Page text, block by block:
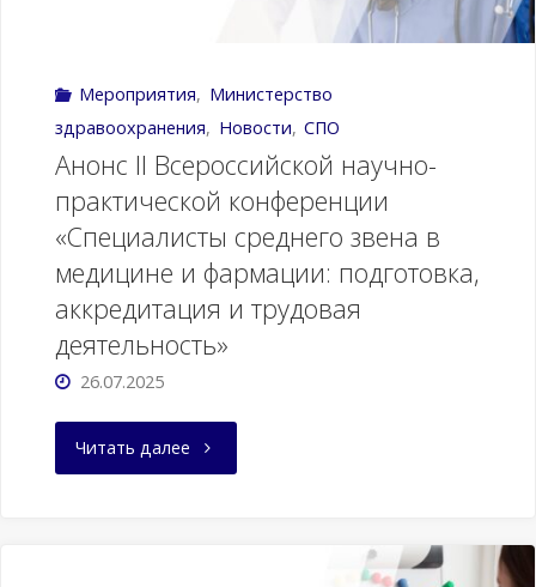
10
ФУМО"
Мероприятия, Министерство
здравоохранения, Новости, СПО
Анонс II Всероссийской научно-
практической конференции
«Специалисты среднего звена в
медицине и фармации: подготовка,
аккредитация и трудовая
деятельность»
26.07.2025
Читать далее"Анонс